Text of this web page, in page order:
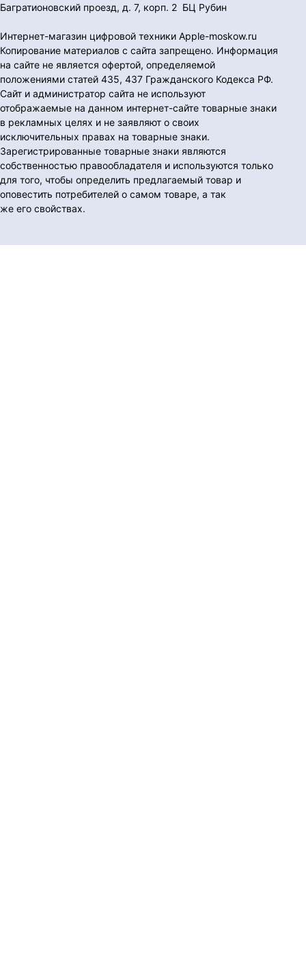
Багратионовский проезд, д. 7, корп. 2 БЦ Рубин
Интернет-магазин цифровой техники Apple-moskow.ru
Копирование материалов с сайта запрещено. Информация
на сайте не является офертой, определяемой
положениями статей 435, 437 Гражданского Кодекса РФ.
Сайт и администратор сайта не используют
отображаемые на данном интернет-сайте товарные знаки
в рекламных целях и не заявляют о своих
исключительных правах на товарные знаки.
Зарегистрированные товарные знаки являются
собственностью правообладателя и используются только
для того, чтобы определить предлагаемый товар и
оповестить потребителей о самом товаре, а так
же его свойствах.